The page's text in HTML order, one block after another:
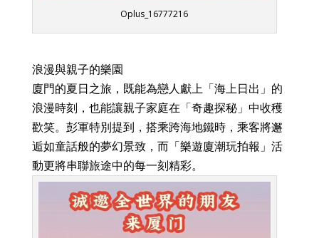
Oplus_16777216
浪漫與親子的樂園
廈門的夏日之旅，既能為戀人獻上「海上日出」的
浪漫時刻，也能讓親子家庭在「奇趣探秘」中收穫
歡笑。彭軍特別提到，搭乘跨海地鐵時，乘客將邂
逅如童話般的夢幻景致，而「樂遊廈潮玩拍報」活
動更將串聯旅途中的每一刻精彩。